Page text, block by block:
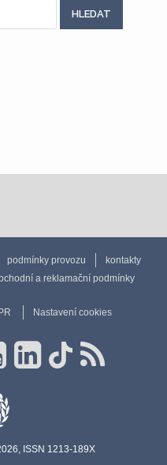
podmínky provozu
kontakty
a reklamační podmínky
Nastavení cookies
ISSN 1213-189X